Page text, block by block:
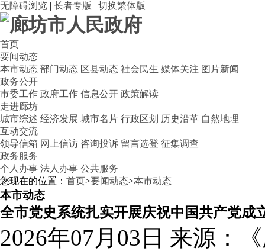
无障碍浏览 | 长者专版 | 切换繁体版
首页
要闻动态
本市动态 部门动态 区县动态 社会民生 媒体关注 图片新闻
政务公开
市委工作 政府工作 信息公开 政策解读
走进廊坊
城市综述 经济发展 城市名片 行政区划 历史沿革 自然地理
互动交流
领导信箱 网上信访 咨询投诉 留言选登 征集调查
政务服务
个人办事 法人办事 公共服务
您现在的位置： 首页>要闻动态>本市动态
本市动态
全市党史系统扎实开展庆祝中国共产党成
2026年07月03日 来源：